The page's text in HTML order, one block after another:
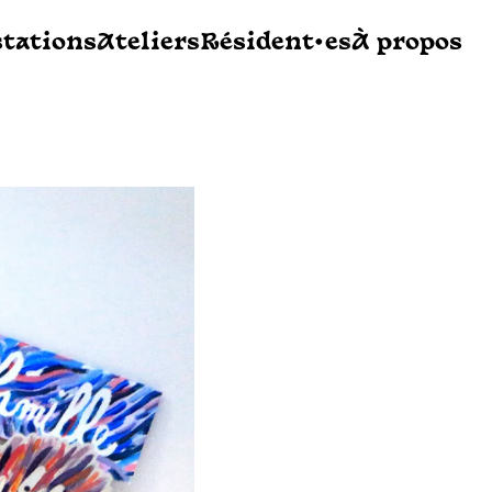
AteliersRésident•esÀ propos